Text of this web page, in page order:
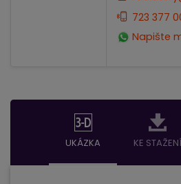
723 377
Napište
UKÁZKA KE STAŽENÍ